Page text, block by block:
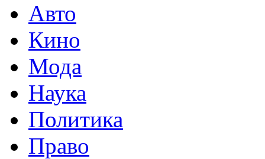
Авто
Кино
Мода
Наука
Политика
Право